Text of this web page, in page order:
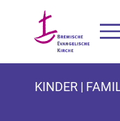
KINDER |